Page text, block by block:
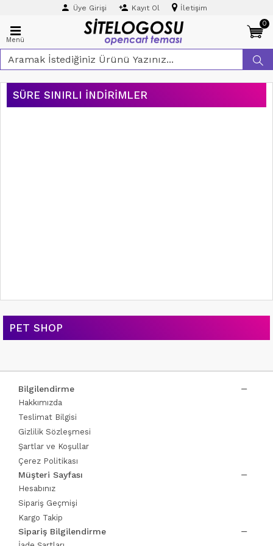
Üye Girişi Kayıt Ol İletişim
Menü
0
SÜRE SINIRLI İNDIRIMLER
PET SHOP
Bilgilendirme
Hakkımızda
Teslimat Bilgisi
Gizlilik Sözleşmesi
Şartlar ve Koşullar
Çerez Politikası
Müşteri Sayfası
Hesabınız
Sipariş Geçmişi
Kargo Takip
Sipariş Bilgilendirme